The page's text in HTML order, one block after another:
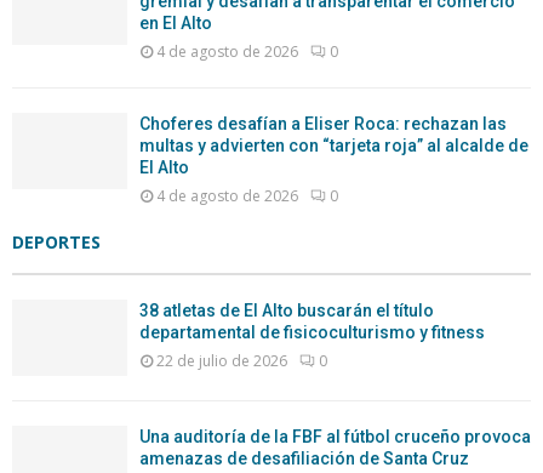
en El Alto
4 de agosto de 2026 0
Choferes desafían a Eliser Roca: rechazan las
multas y advierten con “tarjeta roja” al alcalde de
El Alto
4 de agosto de 2026 0
DEPORTES
38 atletas de El Alto buscarán el título
departamental de fisicoculturismo y fitness
22 de julio de 2026 0
Una auditoría de la FBF al fútbol cruceño provoca
amenazas de desafiliación de Santa Cruz